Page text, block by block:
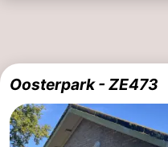
Oosterpark - ZE473